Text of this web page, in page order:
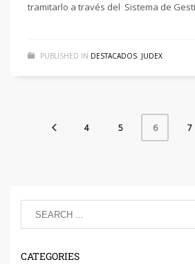
tramitarlo a través del Sistema de
PUBLISHED IN DESTACADOS, JUDEX
4 5 6 7
CATEGORIES